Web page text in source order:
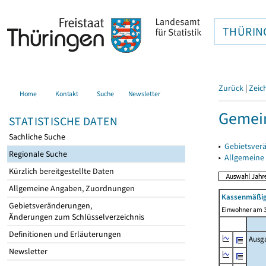
Home Kontakt Suche Newsletter
STATISTISCHE DATEN
Sachliche Suche
Regionale Suche
Kürzlich bereitgestellte Daten
Allgemeine Angaben, Zuordnungen
Gebietsveränderungen,
Änderungen zum Schlüsselverzeichnis
Definitionen und Erläuterungen
Newsletter
Zurück |
▸
▸
Einwohner am